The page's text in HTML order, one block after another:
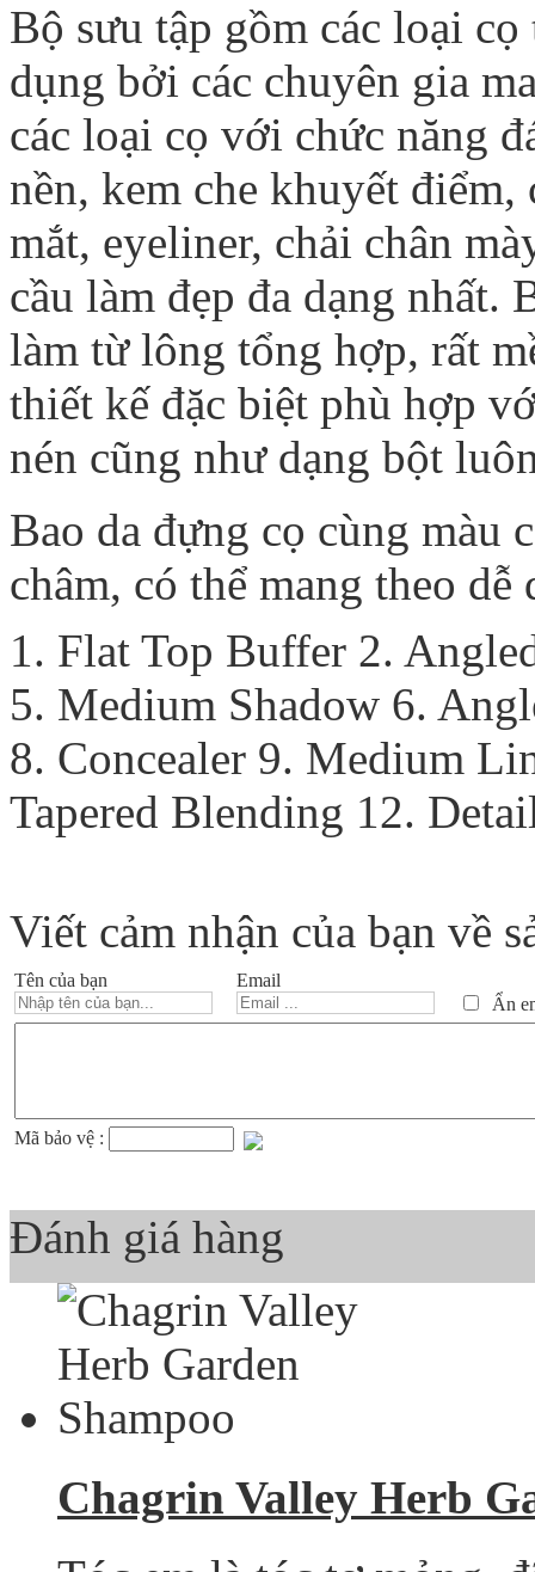
Bộ sưu tập gồm các loại
dụng bởi các chuyên gia
các loại cọ với chức năng
nền, kem che khuyết
mắt, eyeliner, chải chân
cầu làm đẹp đa dạng
làm từ lông tổng hợp, rất
thiết kế đặc biệt phù hợp
nén cũng như dạng bột
Bao da đựng cọ cùng màu
châm, có thể mang theo
1. Flat Top Buffer 2.
5. Medium Shadow 6.
8. Concealer 9. Medium
Tapered Blending 12.
Viết cảm nhận của bạn về
Tên của bạn
Email
Ẩn
Mã bảo vệ :
Đánh giá hàng
Chagrin Valley Herb